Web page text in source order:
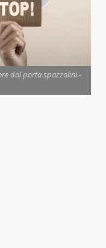
dal porta spazzolini -